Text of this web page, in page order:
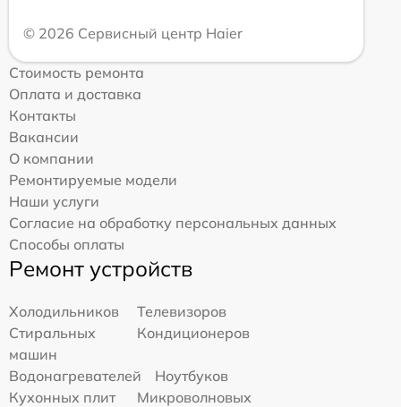
© 2026 Сервисный центр Haier
Стоимость ремонта
Оплата и доставка
Контакты
Вакансии
О компании
Ремонтируемые модели
Наши услуги
Согласие на обработку персональных данных
Способы оплаты
Ремонт устройств
Холодильников
Телевизоров
Стиральных
машин
Кондиционеров
Водонагревателей
Ноутбуков
Кухонных плит
Микроволновых